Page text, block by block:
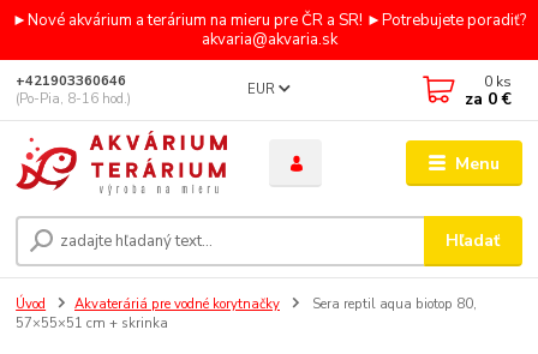
►Nové akvárium a terárium na mieru pre ČR a SR! ►Potrebujete poradiť?
akvaria@akvaria.sk
Menu
EUR
Hľadať
+421903360646
(Po-Pia, 8-16 hod.)
0 ks
za 0 €
Úvod Akvateráriá pre vodné korytnačky
Sera reptil aqua biotop 80,
57×55×51 cm + skrinka